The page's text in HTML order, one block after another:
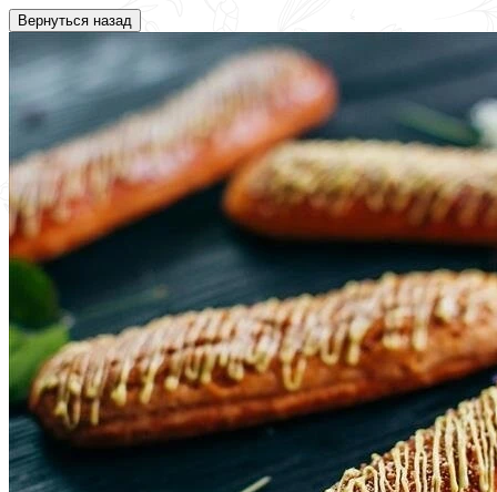
Вернуться назад